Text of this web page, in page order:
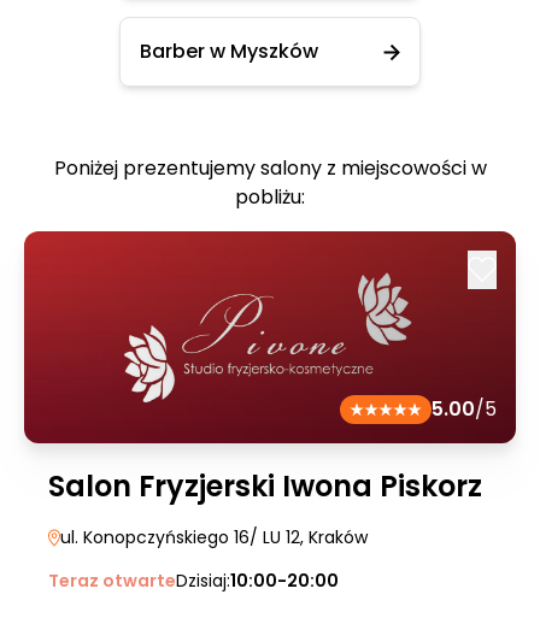
Barber w Myszków
Poniżej prezentujemy salony z miejscowości w
pobliżu:
5.00/5
Salon Fryzjerski Iwona Piskorz
ul. Konopczyńskiego 16/ LU 12, Kraków
Teraz otwarteDzisiaj:10:00-20:00